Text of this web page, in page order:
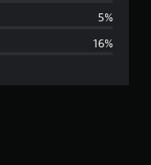
я
о
5%
16%